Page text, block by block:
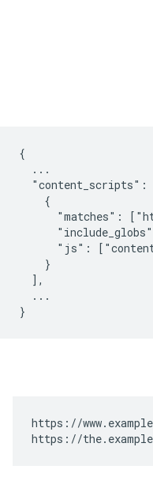
{
  ...
"content_scripts":
    {
"matches":
"js":
    }
  ],
  ...
https://
https://